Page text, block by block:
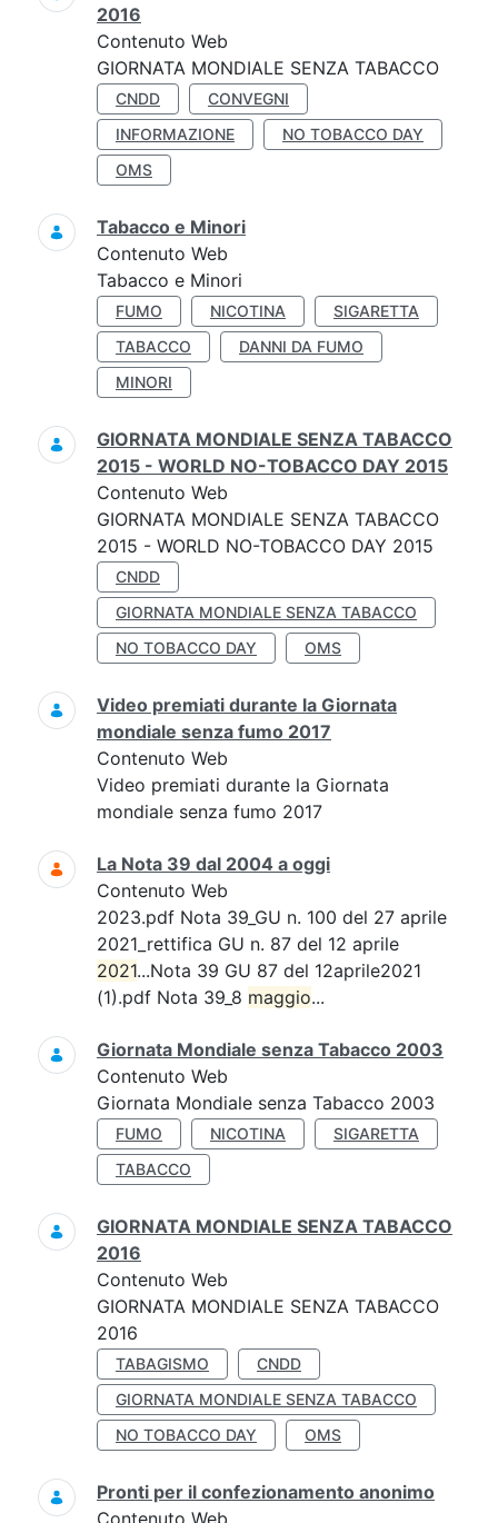
2016
Contenuto Web
GIORNATA MONDIALE SENZA TABACCO
CNDD
CONVEGNI
INFORMAZIONE
NO TOBACCO DAY
OMS
Tabacco e Minori
Contenuto Web
Tabacco e Minori
FUMO NICOTINA
SIGARETTA
TABACCO
DANNI DA FUMO
MINORI
GIORNATA MONDIALE SENZA TABACCO
2015 - WORLD NO-TOBACCO DAY 2015
Contenuto Web
GIORNATA MONDIALE SENZA TABACCO
2015 - WORLD NO-TOBACCO DAY 2015
CNDD
GIORNATA MONDIALE SENZA TABACCO
NO TOBACCO DAY
OMS
Video premiati durante la Giornata
mondiale senza fumo 2017
Contenuto Web
Video premiati durante la Giornata
mondiale senza fumo 2017
La Nota 39 dal 2004 a oggi
Contenuto Web
2023.pdf Nota 39_GU n. 100 del 27 aprile
2021_rettifica GU n. 87 del 12 aprile
2021...Nota 39 GU 87 del 12aprile2021
(1).pdf Nota 39_8 maggio...
Giornata Mondiale senza Tabacco 2003
Contenuto Web
Giornata Mondiale senza Tabacco 2003
FUMO NICOTINA
SIGARETTA
TABACCO
GIORNATA MONDIALE SENZA TABACCO
2016
Contenuto Web
GIORNATA MONDIALE SENZA TABACCO
2016
TABAGISMO
CNDD
GIORNATA MONDIALE SENZA TABACCO
NO TOBACCO DAY
OMS
Pronti per il confezionamento anonimo
Contenuto Web